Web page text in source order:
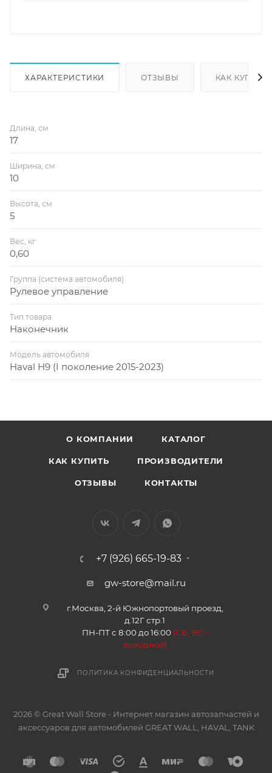
ХАРАКТЕРИСТИКИ ОТЗЫВЫ КАК КУПИТЬ
Длина, см
17
Ширина, см
10
Высота, см
5
Вес, кг
0,60
Группа (система автомобиля)
Рулевое управление
Тип товара
Наконечник
Модель автомобиля
Haval H9 (I поколение 2015-2023)
О КОМПАНИИ КАТАЛОГ
КАК КУПИТЬ ПРОИЗВОДИТЕЛИ
ОТЗЫВЫ КОНТАКТЫ
+7 (926) 665-19-83
gw-store@mail.ru
г.Москва, 2-й Южнопортовый проезд,
д.12Г стр.1
ПН-ПТ с 8:00 до 16:00 (СБ, ВС -
выходной)
ПОЛИТИКА КОНФИДЕНЦИАЛЬНОСТИ
2026 © Great Wall Store - Интернет магазин автозапчастей и
аксессуаров для автомобилей GREAT WALL, HAVAL, TANK